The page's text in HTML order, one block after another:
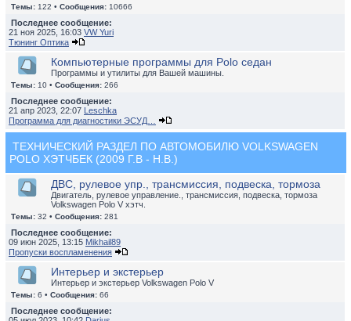
Темы: 122 • Сообщения: 10666
Последнее сообщение:
21 ноя 2025, 16:03 VW Yuri
Тюнинг Оптика
Компьютерные программы для Polo седан
Программы и утилиты для Вашей машины.
Темы: 10 • Сообщения: 266
Последнее сообщение:
21 апр 2023, 22:07 Leschka
Программа для диагностики ЭСУД…
ТЕХНИЧЕСКИЙ РАЗДЕЛ ПО АВТОМОБИЛЮ VOLKSWAGEN
POLO ХЭТЧБЕК (2009 Г.В - Н.В.)
ДВС, рулевое упр., трансмиссия, подвеска, тормоза
Двигатель, рулевое управление., трансмиссия, подвеска, тормоза
Volkswagen Polo V хэтч.
Темы: 32 • Сообщения: 281
Последнее сообщение:
09 июн 2025, 13:15 Mikhail89
Пропуски воспламенения
Интерьер и экстерьер
Интерьер и экстерьер Volkswagen Polo V
Темы: 6 • Сообщения: 66
Последнее сообщение: